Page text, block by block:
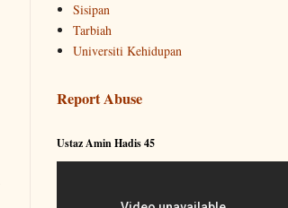
Sisipan
Tarbiah
Universiti Kehidupan
Report Abuse
Ustaz Amin Hadis 45